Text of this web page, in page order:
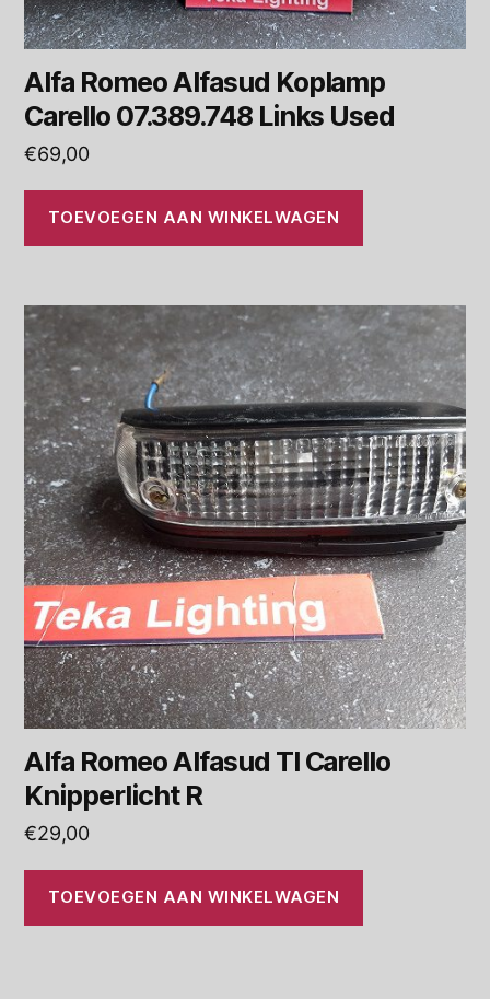
Alfa Romeo Alfasud Koplamp
Carello 07.389.748 Links Used
€69,00
TOEVOEGEN AAN WINKELWAGEN
Alfa Romeo Alfasud TI Carello
Knipperlicht R
€29,00
TOEVOEGEN AAN WINKELWAGEN